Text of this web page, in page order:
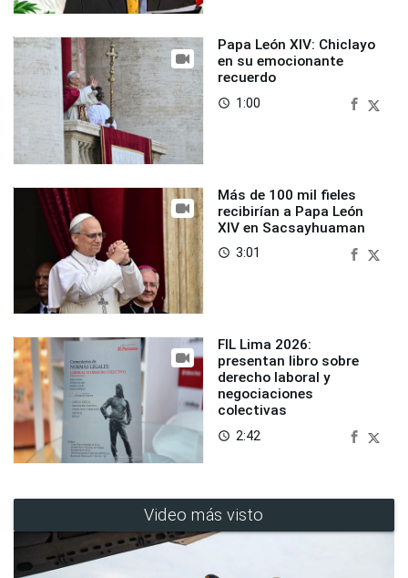
Papa León XIV: Chiclayo
en su emocionante
recuerdo
access_time 1:00
Más de 100 mil fieles
recibirían a Papa León
XIV en Sacsayhuaman
access_time 3:01
FIL Lima 2026:
presentan libro sobre
derecho laboral y
negociaciones
colectivas
access_time 2:42
Video más visto